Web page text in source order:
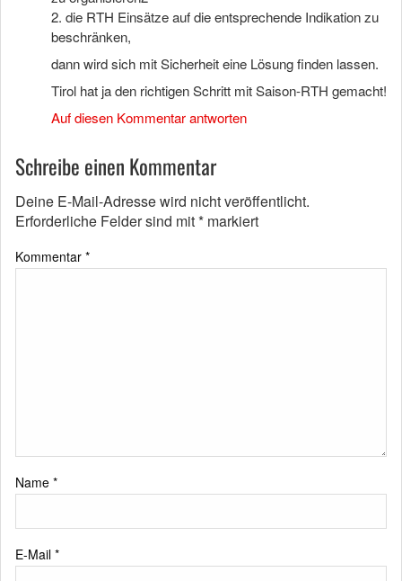
2. die RTH Einsätze auf die entsprechende Indikation zu
beschränken,
dann wird sich mit Sicherheit eine Lösung finden lassen.
Tirol hat ja den richtigen Schritt mit Saison-RTH gemacht!
Auf diesen Kommentar antworten
Schreibe einen Kommentar
Deine E-Mail-Adresse wird nicht veröffentlicht.
Erforderliche Felder sind mit* markiert
Kommentar *
Name *
E-Mail *